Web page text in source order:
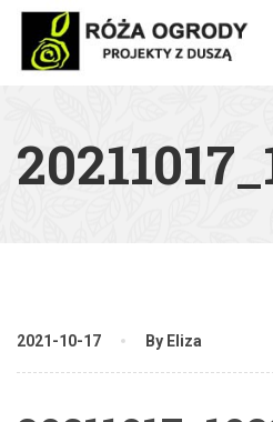
2021-10-17 By Eliza